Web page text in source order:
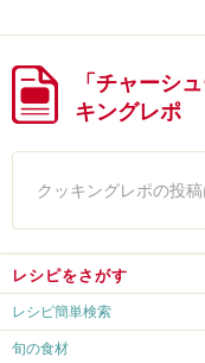
「チャーシ
キングレポ
クッキングレポの投
レシピをさがす
レシピ簡単検索
旬の食材